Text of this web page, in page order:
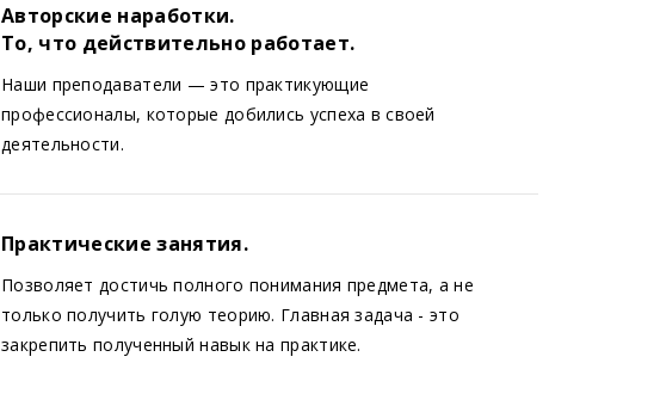
Авторские наработки.
То, что действительно работает.
Наши преподаватели — это практикующие
профессионалы, которые добились успеха в своей
деятельности.
Практические занятия.
Позволяет достичь полного понимания предмета, а не
только получить голую теорию. Главная задача - это
закрепить полученный навык на практике.